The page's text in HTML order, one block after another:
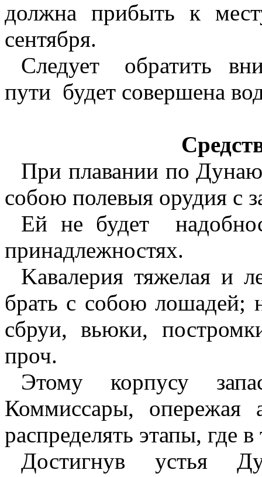
должна прибыть к
сентября.
Следует
обратить
пути будет совершена
При плавании по
собою полевыя орудия с
Ей не будет
принадлежностях.
Kaвaлepия тяжелая и
брать с собою лошадей;
сбруи, вьюки,
проч.
Этому корпусу
Коммиссары, опережая
распределять этапы, где
Достигнув устья